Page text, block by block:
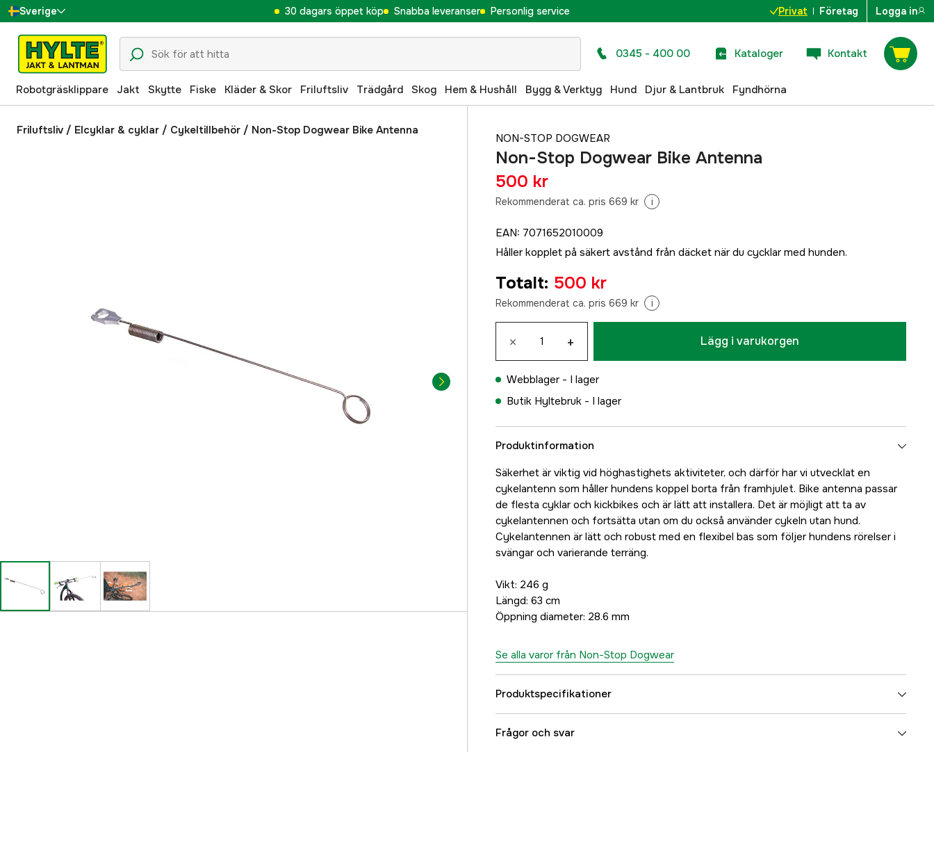
Sverige
Danmark
Suomi
Norge
Deutschland
30 dagars öppet köp Snabba leveranser Personlig service Privat Företag Logga in
0345 - 400 00 Kataloger Kontakt
Robotgräsklippare Jakt Skytte Fiske Kläder & Skor Friluftsliv Trädgård Skog Hem & Hushåll Bygg & Verktyg Hund Djur & Lantbruk Fyndhörna
Friluftsliv / Elcyklar & cyklar / Cykeltillbehör / Non-Stop Dogwear Bike Antenna
NON-STOP DOGWEAR
Non-Stop Dogwear Bike Antenna
500 kr
Rekommenderat ca. pris 669 kr i
EAN: 7071652010009
Håller kopplet på säkert avstånd från däcket när du cycklar med hunden.
Totalt: 500 kr
Rekommenderat ca. pris 669 kr i
× + Lägg i varukorgen
Webblager - I lager
Butik Hyltebruk - I lager
Produktinformation
Säkerhet är viktig vid höghastighets aktiviteter, och därför har vi utvecklat en
cykelantenn som håller hundens koppel borta från framhjulet. Bike antenna passar
de flesta cyklar och kickbikes och är lätt att installera. Det är möjligt att ta av
cykelantennen och fortsätta utan om du också använder cykeln utan hund.
Cykelantennen är lätt och robust med en flexibel bas som följer hundens rörelser i
svängar och varierande terräng.
Vikt: 246 g
Längd: 63 cm
Öppning diameter: 28.6 mm
Se alla varor från Non-Stop Dogwear
Produktspecifikationer
Referensnummer
Frågor och svar